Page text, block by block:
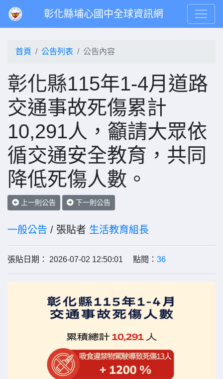
彰化縣埔心國中全球資訊網
首頁 公告列表 公告內容
彰化縣115年1-4月道路
交通事故死傷累計
10,291人，籲請大眾依
循交通安全教育，共同
降低死傷人數。
上一則公告 下一則公告
一般公告 / 張貼者 生活教育組長
張貼日期： 2026-07-02 12:50:01 點閱： 36